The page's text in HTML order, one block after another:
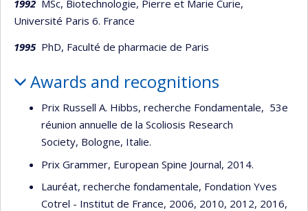
1992 MSc, Biotechnologie, Pierre et Marie Curie,
Université Paris 6. France
1995 PhD, Faculté de pharmacie de Paris
Awards and recognitions
Prix Russell A. Hibbs, recherche Fondamentale, 53e
réunion annuelle de la Scoliosis Research
Society, Bologne, Italie.
Prix Grammer, European Spine Journal, 2014.
Lauréat, recherche fondamentale, Fondation Yves
Cotrel - Institut de France, 2006, 2010, 2012, 2016,